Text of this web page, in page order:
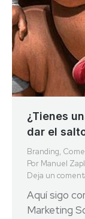
¿Tienes
dar el
Branding,
Por Manuel
Deja un
Aquí sigo
Marketing